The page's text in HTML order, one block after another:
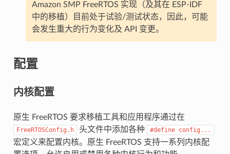
Amazon SMP FreeRTOS 实现（及其在 ESP-IDF
中的移植）目前处于试验/测试状态，因此，可能
会发生重大的行为变化及 API 变更。
配置
内核配置
原生 FreeRTOS 要求移植工具和应用程序通过在
FreeRTOSConfig.h 头文件中添加各种 #define config...
宏定义来配置内核。原生 FreeRTOS 支持一系列内核配